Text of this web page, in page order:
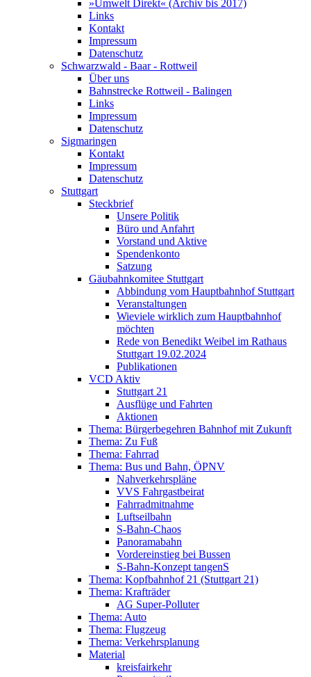
»Umwelt Direkt« (Archiv bis 2017)
Links
Kontakt
Impressum
Datenschutz
Schwarzwald - Baar - Rottweil
Über uns
Bahnstrecke Rottweil - Balingen
Links
Impressum
Datenschutz
Sigmaringen
Kontakt
Impressum
Datenschutz
Stuttgart
Steckbrief
Unsere Politik
Büro und Anfahrt
Vorstand und Aktive
Spendenkonto
Satzung
Gäubahnkomitee Stuttgart
Abbindung vom Hauptbahnhof Stuttgart
Veranstaltungen
Wieviele wirklich zum Hauptbahnhof
möchten
Rede von Benedikt Weibel im Rathaus
Stuttgart 19.02.2024
Publikationen
VCD Aktiv
Stuttgart 21
Ausflüge und Fahrten
Aktionen
Thema: Bürgerbegehren Bahnhof mit Zukunft
Thema: Zu Fuß
Thema: Fahrrad
Thema: Bus und Bahn, ÖPNV
Nahverkehrspläne
VVS Fahrgastbeirat
Fahrradmitnahme
Luftseilbahn
S-Bahn-Chaos
Panoramabahn
Vordereinstieg bei Bussen
S-Bahn-Konzept tangenS
Thema: Kopfbahnhof 21 (Stuttgart 21)
Thema: Krafträder
AG Super-Polluter
Thema: Auto
Thema: Flugzeug
Thema: Verkehrsplanung
Material
kreisfairkehr